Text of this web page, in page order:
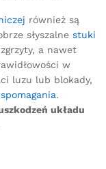
również są
słyszalne stuki
a nawet
w
luzu lub blokady,
.
układu